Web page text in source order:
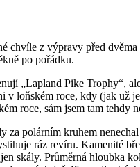
chvíle z výpravy před
po pořádku.
„Lapland Pike Trophy“,
v loňském roce, kdy (jak
roce, sám jsem tam tehdy
za polárním kruhem
ráz revíru. Kamenité
skály. Průměrná hloubka